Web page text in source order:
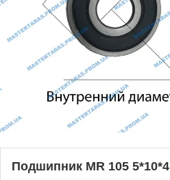
Подшипник MR 105 5*10*4